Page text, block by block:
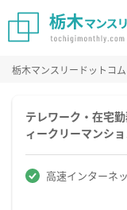
栃木マンスリードットコム
テレワーク・在宅
ィークリーマンシ
高速インターネ